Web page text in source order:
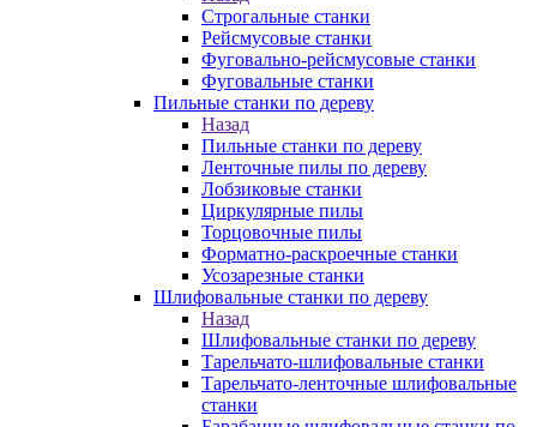
Строгальные станки
Рейсмусовые станки
Фуговально-рейсмусовые станки
Фуговальные станки
Пильные станки по дереву
Назад
Пильные станки по дереву
Ленточные пилы по дереву
Лобзиковые станки
Циркулярные пилы
Торцовочные пилы
Форматно-раскроечные станки
Усозарезные станки
Шлифовальные станки по дереву
Назад
Шлифовальные станки по дереву
Тарельчато-шлифовальные станки
Тарельчато-ленточные шлифовальные
станки